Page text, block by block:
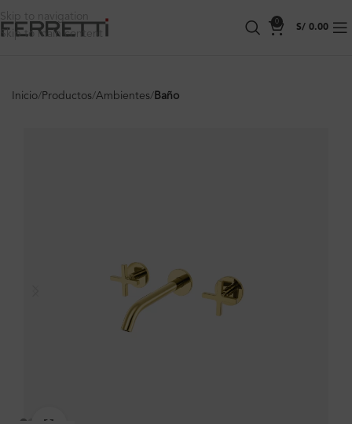
Skip to navigation
Skip to main content
0
S/ 0.00
Inicio Productos Ambientes Baño